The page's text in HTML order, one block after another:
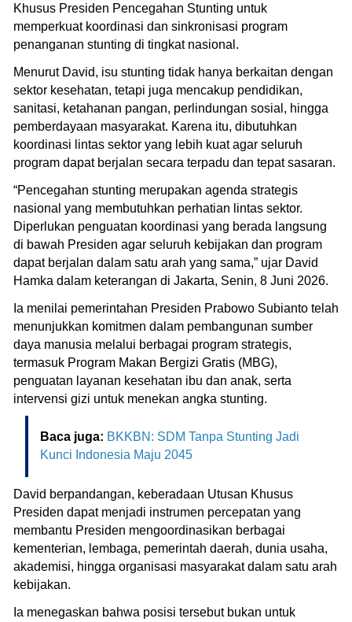
Khusus Presiden Pencegahan Stunting untuk
memperkuat koordinasi dan sinkronisasi program
penanganan stunting di tingkat nasional.
Menurut David, isu stunting tidak hanya berkaitan dengan
sektor kesehatan, tetapi juga mencakup pendidikan,
sanitasi, ketahanan pangan, perlindungan sosial, hingga
pemberdayaan masyarakat. Karena itu, dibutuhkan
koordinasi lintas sektor yang lebih kuat agar seluruh
program dapat berjalan secara terpadu dan tepat sasaran.
“Pencegahan stunting merupakan agenda strategis
nasional yang membutuhkan perhatian lintas sektor.
Diperlukan penguatan koordinasi yang berada langsung
di bawah Presiden agar seluruh kebijakan dan program
dapat berjalan dalam satu arah yang sama,” ujar David
Hamka dalam keterangan di Jakarta, Senin, 8 Juni 2026.
Ia menilai pemerintahan Presiden Prabowo Subianto telah
menunjukkan komitmen dalam pembangunan sumber
daya manusia melalui berbagai program strategis,
termasuk Program Makan Bergizi Gratis (MBG),
penguatan layanan kesehatan ibu dan anak, serta
intervensi gizi untuk menekan angka stunting.
Baca juga: BKKBN: SDM Tanpa Stunting Jadi
Kunci Indonesia Maju 2045
David berpandangan, keberadaan Utusan Khusus
Presiden dapat menjadi instrumen percepatan yang
membantu Presiden mengoordinasikan berbagai
kementerian, lembaga, pemerintah daerah, dunia usaha,
akademisi, hingga organisasi masyarakat dalam satu arah
kebijakan.
Ia menegaskan bahwa posisi tersebut bukan untuk